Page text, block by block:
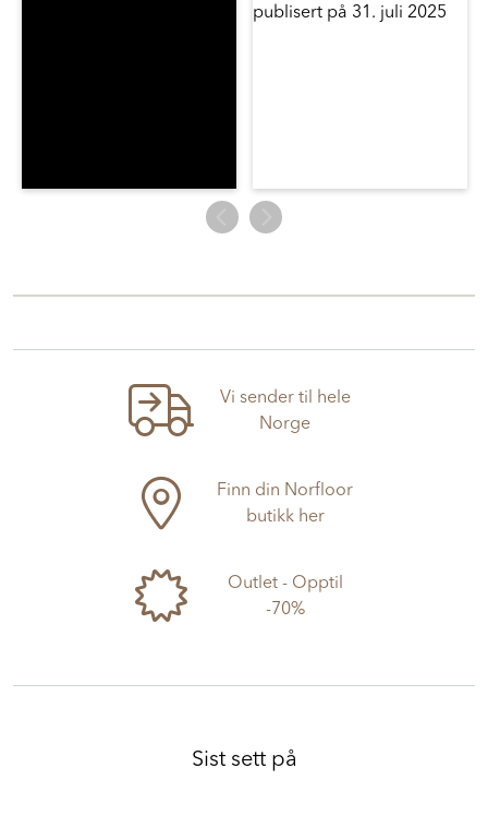
Vi sender til hele
Norge
Finn din Norfloor
butikk her
Outlet - Opptil
-70%
Sist sett på